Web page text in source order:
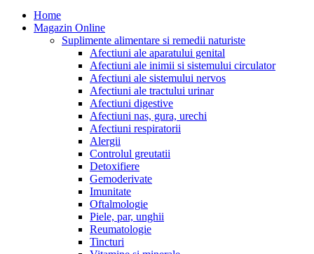
Home
Magazin Online
Suplimente alimentare si remedii naturiste
Afectiuni ale aparatului genital
Afectiuni ale inimii si sistemului circulator
Afectiuni ale sistemului nervos
Afectiuni ale tractului urinar
Afectiuni digestive
Afectiuni nas, gura, urechi
Afectiuni respiratorii
Alergii
Controlul greutatii
Detoxifiere
Gemoderivate
Imunitate
Oftalmologie
Piele, par, unghii
Reumatologie
Tincturi